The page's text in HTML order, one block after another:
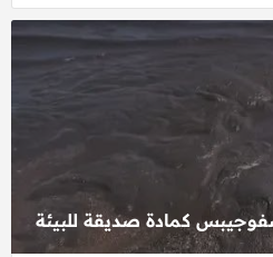
كمادة صديقة للبيئة